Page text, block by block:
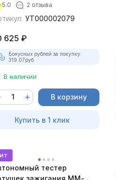
5.0 2 отзыва
УТ000002079
625 ₽
Бонусных рублей за покупку:
319.07руб.
В наличии
В корзину
Купить в 1 клик
тестер
зажигания ММ-